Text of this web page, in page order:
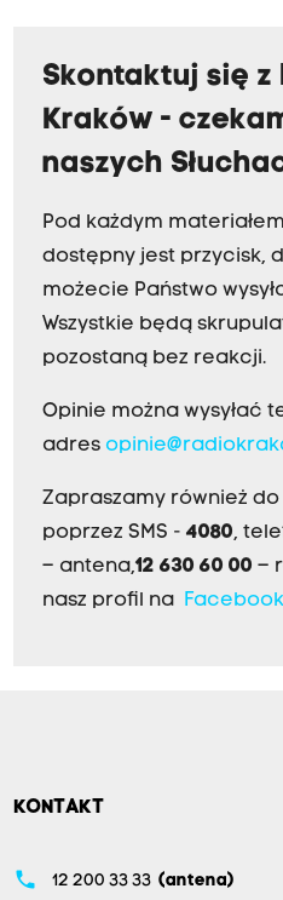
Skontaktuj się z
Kraków -
naszych
Pod każdym
dostępny jest przycisk,
możecie Państwo
Wszystkie będą
pozostaną bez reakcji.
Opinie można wysyłać
adres
Zapraszamy również
poprzez SMS - 4080,
– antena,12 630 60 00 –
nasz profil na
KONTAKT
phone 12 200 33 33 (antena)